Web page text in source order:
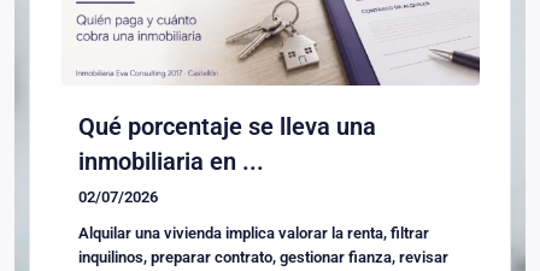
Qué porcentaje se lleva una
inmobiliaria en ...
02/07/2026
Alquilar una vivienda implica valorar la renta, filtrar
inquilinos, preparar contrato, gestionar fianza, revisar